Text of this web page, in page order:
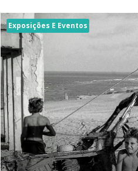
Exposições E Eventos